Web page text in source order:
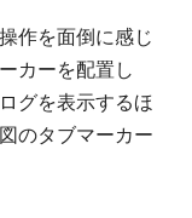
作を面倒に感じ
カーを配置し
グを表示するほ
のタブマーカー